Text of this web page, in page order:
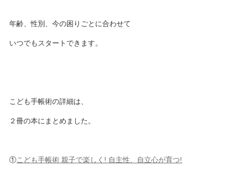
年齢、性別、今の困りごとに合わせて
いつでもスタートできます。
こども手帳術の詳細は、
２冊の本にまとめました。
①こども手帳術 親子で楽しく! 自主性、自立心が育つ!